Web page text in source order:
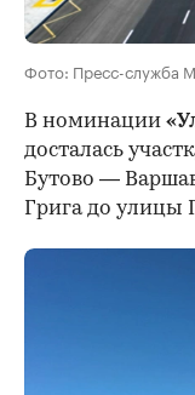
Фото: Пресс-служба
В номинации
досталась
Бутово —
Грига до улицы